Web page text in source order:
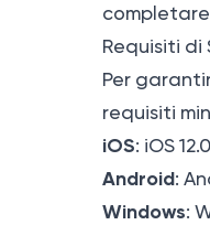
Requisiti di
Per
requisiti
iOS: iOS
Android:
Windows: